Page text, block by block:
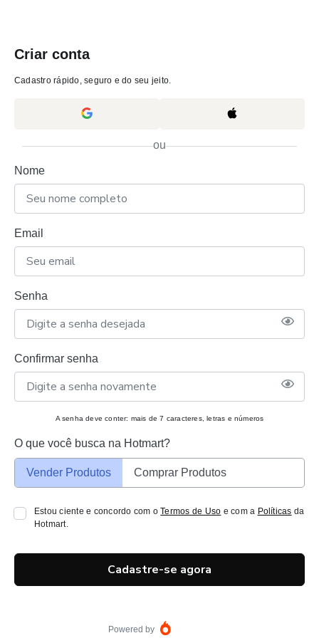
Criar conta
Cadastro rápido, seguro e do seu jeito.
ou
Nome
Email
Senha
Confirmar senha
A senha deve conter: mais de 7 caracteres, letras e números
O que você busca na Hotmart?
Vender Produtos Comprar Produtos
Estou ciente e concordo com oTermos de Uso e com a Políticas da
Hotmart.
Cadastre-se agora
Powered by